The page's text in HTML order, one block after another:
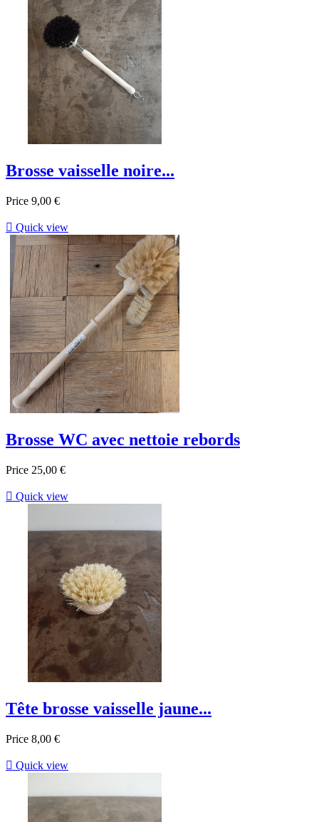
Brosse vaisselle noire...
Price 9,00 €
 Quick view
Brosse WC avec nettoie rebords
Price 25,00 €
 Quick view
Tête brosse vaisselle jaune...
Price 8,00 €
 Quick view